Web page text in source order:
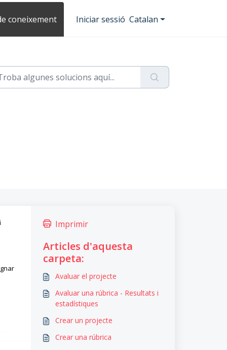
coneixement Iniciar sessió Catalan
Imprimir
Articles d'aquesta
carpeta:
Avaluar el projecte
Avaluar una rúbrica - Resultats i
estadístiques
Crear un projecte
Crear una rúbrica